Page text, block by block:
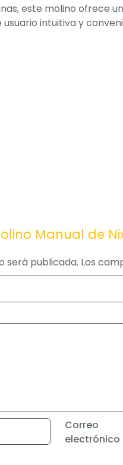
este molino ofrece
intuitiva y
Manual de
será publicada. Los
Correo
electrónico